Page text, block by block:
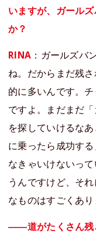
いますが、ガール
か？
RINA ：ガールズバ
ね。だからまだ残
的に多いんです。
ですよ。まだまだ
を探していけるな
に乗ったら成功す
なきゃいけないっ
うんですけど、そ
なものはすごくあり
――道がたくさん残